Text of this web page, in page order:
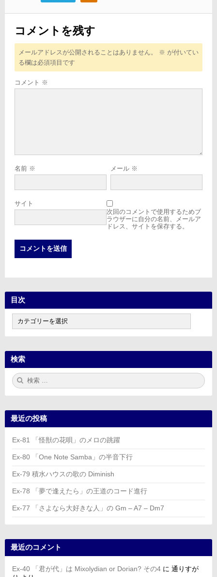
コメントを残す
メールアドレスが公開されることはありません。 ※ が付いてい
る欄は必須項目です
コメント ※
名前 ※ メール ※
サイト
次回のコメントで使用するためブ
ラウザーに自分の名前、メールア
ドレス、サイトを保存する。
目次
次
検索
検
索:
最近の投稿
Ex-81 「怪獣の花唄」のメロの跳躍
Ex-80 「One Note Samba」の半音下行
Ex-79 積水ハウスの歌の Diminish
Ex-78 「夢で逢えたら」の王道のコード進行
Ex-77 「さよなら大好きな人」の Gm – A7 – Dm7
最近のコメント
Ex-40 「君が代」は Mixolydian or Dorian? その4 に 通りすが